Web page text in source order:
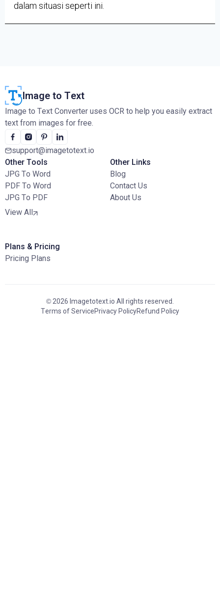
dalam situasi seperti ini.
Image to Text
Image to Text Converter uses OCR to help you easily extract
text from images for free.
support@imagetotext.io
Other Tools
JPG To Word
PDF To Word
JPG To PDF
View All
Other Links
Blog
Contact Us
About Us
Plans & Pricing
Pricing Plans
© 2026 Imagetotext.io All rights reserved.
Terms of ServicePrivacy PolicyRefund Policy